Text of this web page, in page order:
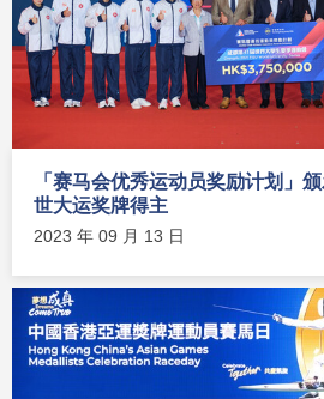
「赛马会优秀运动员奖励计划」
世大运奖牌得主
2023 年 09 月 13 日